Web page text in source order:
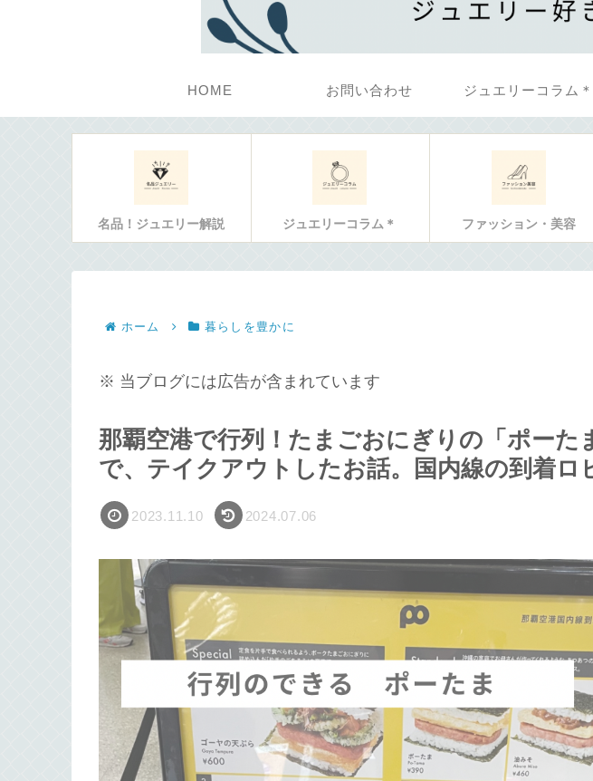
HOME お問い合わせ ジュエリーコラム＊
名品！ジュエリー解説 ジュエリーコラム＊ ファッション・美容
ホーム 暮らしを豊かに
※ 当ブログには広告が含まれています
那覇空港で行列！たまごおにぎりの「ポーた
で、テイクアウトしたお話。国内線の到着ロ
2023.11.10 2024.07.06